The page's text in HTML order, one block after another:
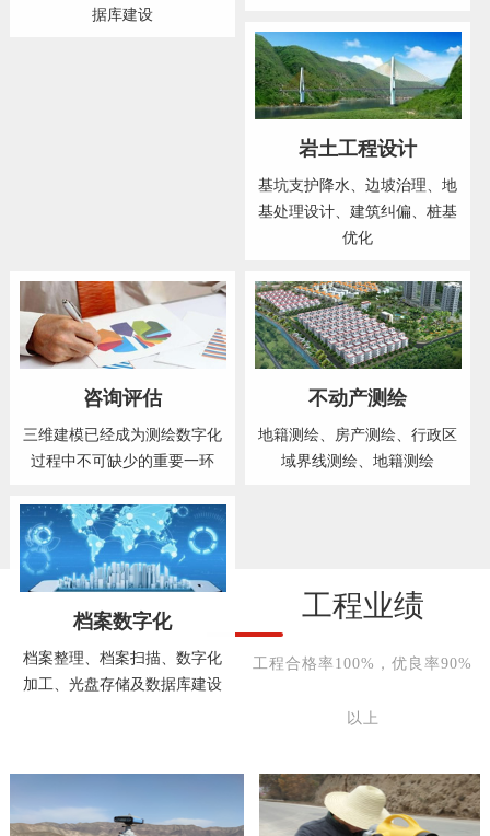
据库建设
岩土工程设计
基坑支护降水、边坡治理、地
基处理设计、建筑纠偏、桩基
优化
咨询评估
三维建模已经成为测绘数字化
过程中不可缺少的重要一环
不动产测绘
地籍测绘、房产测绘、行政区
域界线测绘、地籍测绘
档案数字化
档案整理、档案扫描、数字化
加工、光盘存储及数据库建设
工程业绩
工程合格率100%，优良率90%
以上